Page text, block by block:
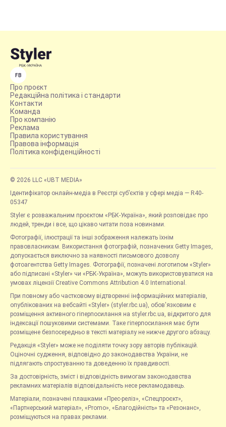
FB
Про проєкт
Редакційна політика і стандарти
Контакти
Команда
Про компанію
Реклама
Правила користування
Правова інформація
Політика конфіденційності
© 2026 LLC «UBT MEDIA»
Ідентифікатор онлайн-медіа в Реєстрі суб’єктів у сфері медіа — R40-
05347
Styler є розважальним проєктом «РБК-Україна», який розповідає про
людей, тренди і все, що цікаво читати поза новинами.
Фотографії, ілюстрації та інші зображення належать їхнім
правовласникам. Використання фотографій, позначених Getty Images,
допускається виключно за наявності письмового дозволу
фотоагентства Getty Images. Фотографії, позначені логотипом «Styler»
або підписані «Styler» чи «РБК-Україна», можуть використовуватися на
умовах ліцензії Creative Commons Attribution 4.0 International.
При повному або частковому відтворенні інформаційних матеріалів,
опублікованих на вебсайті «Styler» (styler.rbc.ua), обов'язковим є
розміщення активного гіперпосилання на styler.rbc.ua, відкритого для
індексації пошуковими системами. Таке гіперпосилання має бути
розміщене безпосередньо в тексті матеріалу не нижче другого абзацу.
Редакція «Styler» може не поділяти точку зору авторів публікацій.
Оціночні судження, відповідно до законодавства України, не
підлягають спростуванню та доведенню їх правдивості.
За достовірність, зміст і відповідність вимогам законодавства
рекламних матеріалів відповідальність несе рекламодавець.
Матеріали, позначені плашками «Прес-реліз», «Спецпроєкт»,
«Партнерський матеріал», «Promo», «Благодійність» та «Резонанс»,
розміщуються на правах реклами.